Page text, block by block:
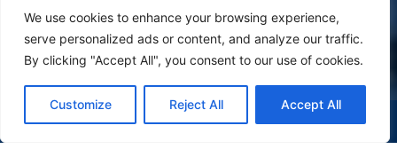
We use cookies to enhance your browsing experience,
serve personalized ads or content, and analyze our traffic.
By clicking "Accept All", you consent to our use of cookies.
Customize Reject All Accept All
(47) 9 9977-7630